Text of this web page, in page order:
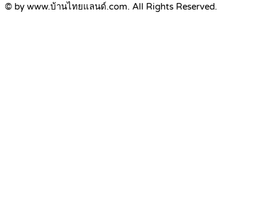
© by www.บ้านไทยแลนด์.com. All Rights Reserved.